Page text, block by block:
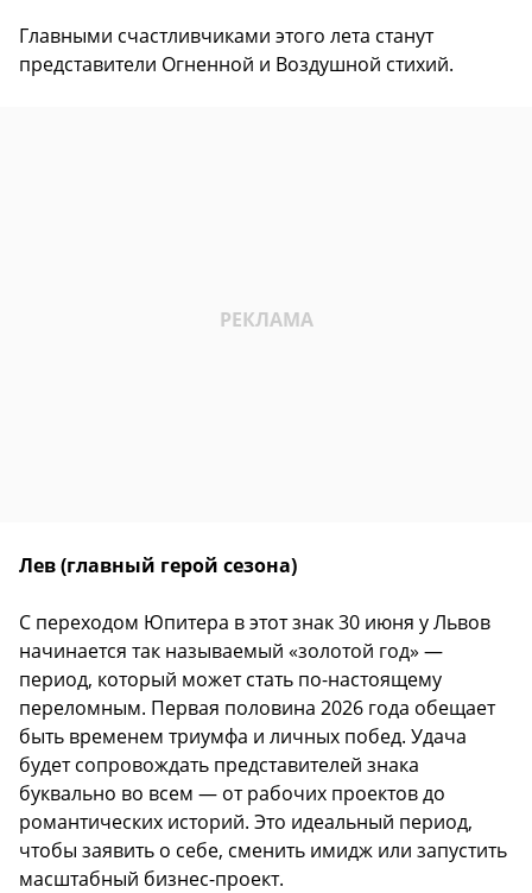
Главными счастливчиками этого лета станут
представители Огненной и Воздушной стихий.
Лев (главный герой сезона)
С переходом Юпитера в этот знак 30 июня у Львов
начинается так называемый «золотой год» —
период, который может стать по-настоящему
переломным. Первая половина 2026 года обещает
быть временем триумфа и личных побед. Удача
будет сопровождать представителей знака
буквально во всем — от рабочих проектов до
романтических историй. Это идеальный период,
чтобы заявить о себе, сменить имидж или запустить
масштабный бизнес-проект.